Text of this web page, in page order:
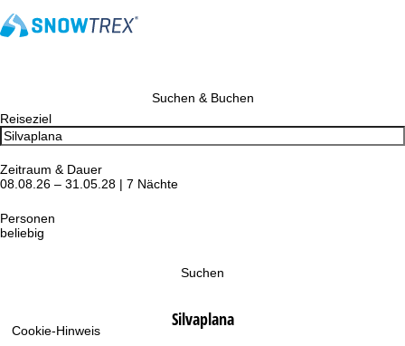
Cookie-Hinweis
Suchen & Buchen
Reiseziel
Zeitraum & Dauer
08.08.26 – 31.05.28 | 7 Nächte
Personen
beliebig
Suchen
Silvaplana